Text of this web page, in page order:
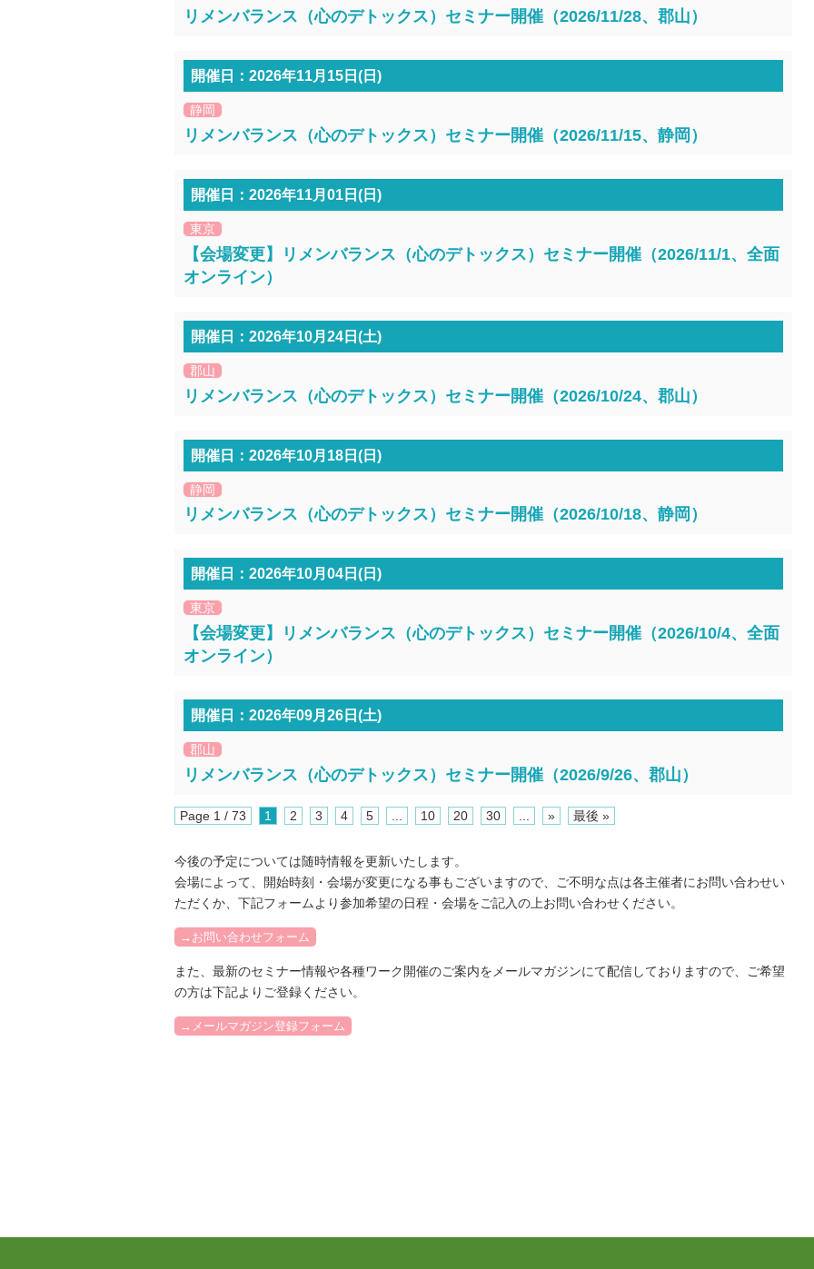
リメンバランス（心のデトックス）セミナー開催（2026/11/28、郡山）
開催日：2026年11月15日(日)
静岡
リメンバランス（心のデトックス）セミナー開催（2026/11/15、静岡）
開催日：2026年11月01日(日)
東京
【会場変更】リメンバランス（心のデトックス）セミナー開催（2026/11/1、全面
オンライン）
開催日：2026年10月24日(土)
郡山
リメンバランス（心のデトックス）セミナー開催（2026/10/24、郡山）
開催日：2026年10月18日(日)
静岡
リメンバランス（心のデトックス）セミナー開催（2026/10/18、静岡）
開催日：2026年10月04日(日)
東京
【会場変更】リメンバランス（心のデトックス）セミナー開催（2026/10/4、全面
オンライン）
開催日：2026年09月26日(土)
郡山
リメンバランス（心のデトックス）セミナー開催（2026/9/26、郡山）
Page 1 / 73 1 2 3 4 5 10 20 30 » 最後 »
今後の予定については随時情報を更新いたします。
会場によって、開始時刻・会場が変更になる事もございますので、ご不明な点は各主催者にお問い合わせい
ただくか、下記フォームより参加希望の日程・会場をご記入の上お問い合わせください。
→お問い合わせフォーム
また、最新のセミナー情報や各種ワーク開催のご案内をメールマガジンにて配信しておりますので、ご希望
の方は下記よりご登録ください。
→メールマガジン登録フォーム